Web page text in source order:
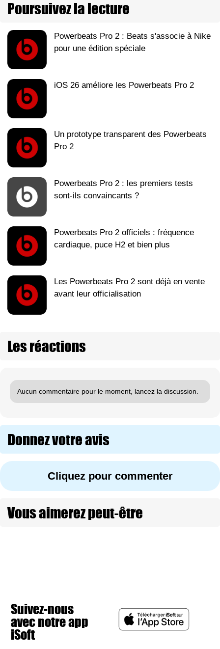
Poursuivez la lecture
Powerbeats Pro 2 : Beats s'associe à Nike
pour une édition spéciale
iOS 26 améliore les Powerbeats Pro 2
Un prototype transparent des Powerbeats
Pro 2
Powerbeats Pro 2 : les premiers tests
sont-ils convaincants ?
Powerbeats Pro 2 officiels : fréquence
cardiaque, puce H2 et bien plus
Les Powerbeats Pro 2 sont déjà en vente
avant leur officialisation
Les réactions
Aucun commentaire pour le moment, lancez la discussion.
Donnez votre avis
Cliquez pour commenter
Vous aimerez peut-être
Suivez-nous
avec notre app
iSoft